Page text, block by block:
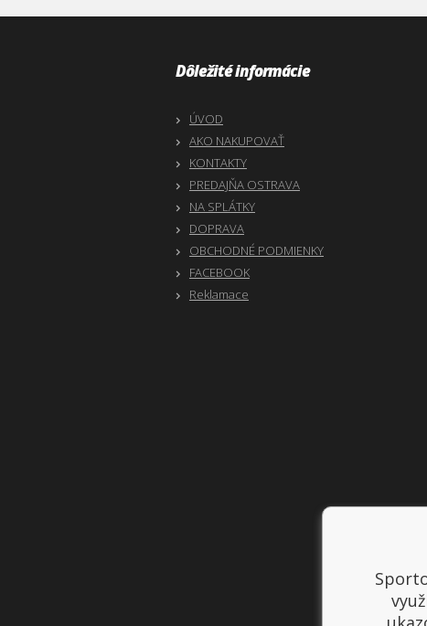
Dôležité informácie
ÚVOD
AKO NAKUPOVAŤ
KONTAKTY
PREDAJŇA OSTRAVA
NA SPLÁTKY
DOPRAVA
OBCHODNÉ PODMIENKY
FACEBOOK
Reklamace